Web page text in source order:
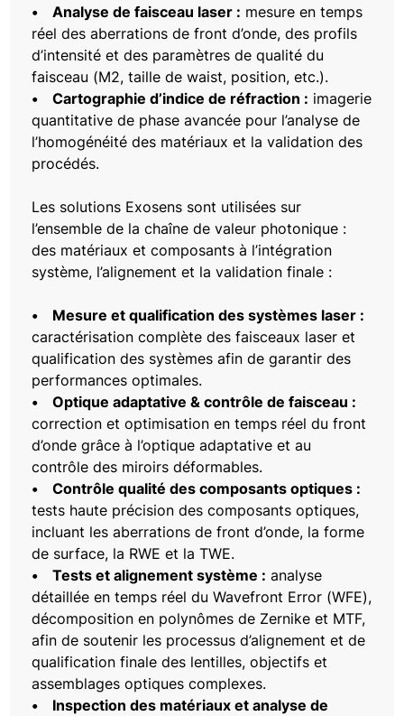
• Analyse de faisceau laser : mesure en temps
réel des aberrations de front d’onde, des profils
d’intensité et des paramètres de qualité du
faisceau (M2, taille de waist, position, etc.).
• Cartographie d’indice de réfraction : imagerie
quantitative de phase avancée pour l’analyse de
l’homogénéité des matériaux et la validation des
procédés.
Les solutions Exosens sont utilisées sur
l’ensemble de la chaîne de valeur photonique :
des matériaux et composants à l’intégration
système, l’alignement et la validation finale :
• Mesure et qualification des systèmes laser :
caractérisation complète des faisceaux laser et
qualification des systèmes afin de garantir des
performances optimales.
• Optique adaptative & contrôle de faisceau :
correction et optimisation en temps réel du front
d’onde grâce à l’optique adaptative et au
contrôle des miroirs déformables.
• Contrôle qualité des composants optiques :
tests haute précision des composants optiques,
incluant les aberrations de front d’onde, la forme
de surface, la RWE et la TWE.
• Tests et alignement système : analyse
détaillée en temps réel du Wavefront Error (WFE),
décomposition en polynômes de Zernike et MTF,
afin de soutenir les processus d’alignement et de
qualification finale des lentilles, objectifs et
assemblages optiques complexes.
• Inspection des matériaux et analyse de